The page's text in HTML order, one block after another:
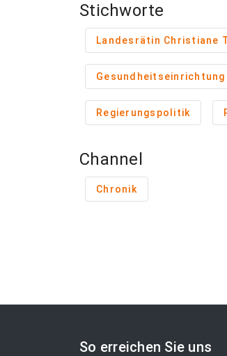
Stichworte
Landesrätin Christiane
Gesundheitseinrichtung
Regierungspolitik
Channel
Chronik
So erreichen Sie uns